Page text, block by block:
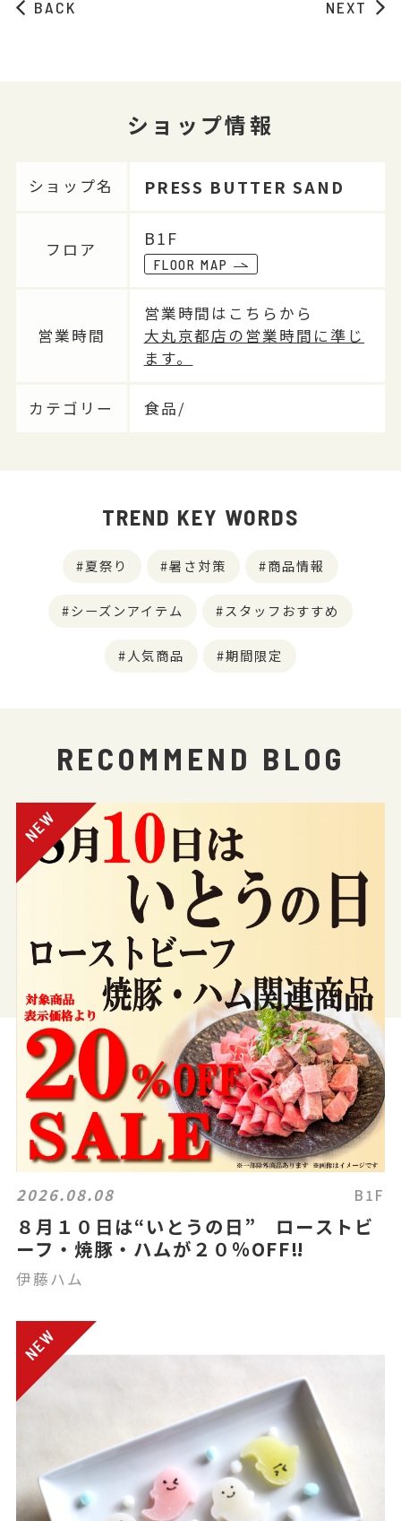
BACK NEXT
ショップ情報
ショップ名 PRESS BUTTER SAND
フロア
B1F
FLOOR MAP
営業時間
営業時間はこちらから
大丸京都店の営業時間に準じ
ます。
カテゴリー 食品/
TREND KEY WORDS
夏祭り 暑さ対策 商品情報
シーズンアイテム スタッフおすすめ
人気商品 期間限定
RECOMMEND BLOG
2026.08.08 B1F
８月１０日は“いとうの日” ローストビ
ーフ・焼豚・ハムが２０％OFF‼
伊藤ハム